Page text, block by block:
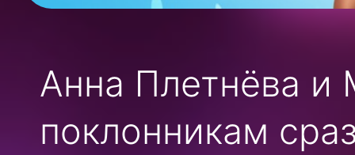
Анна Плетнёва и
поклонникам